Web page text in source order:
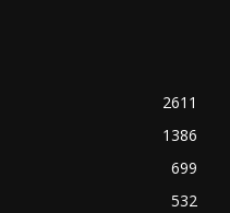
2611
1386
699
532